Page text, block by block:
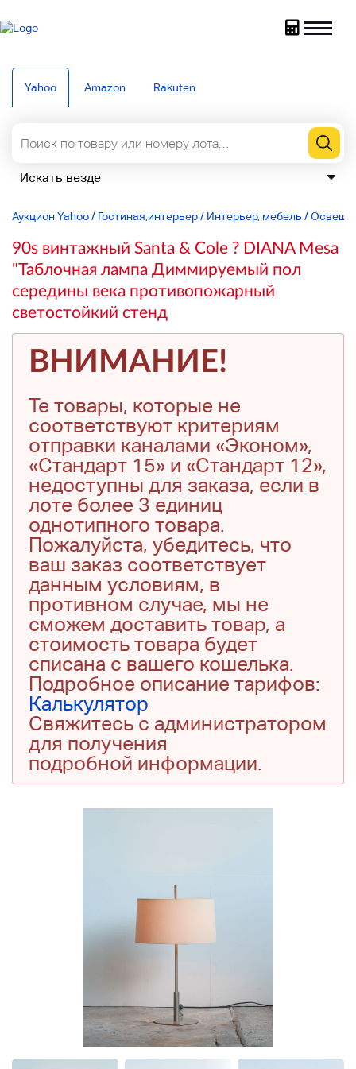
Yahoo Amazon Rakuten
Аукцион Yahoo/ Гостиная,интерьер/ Интерьер, мебель /
90s винтажный Santa & Cole ? DIANA Mesa
"Таблочная лампа Диммируемый пол
середины века противопожарный
светостойкий стенд
ВНИМАНИЕ!
Те товары, которые не
соответствуют критериям
отправки каналами «Эконом»,
«Стандарт 15» и «Стандарт 12»,
недоступны для заказа, если в
лоте более 3 единиц
однотипного товара.
Пожалуйста, убедитесь, что
ваш заказ соответствует
данным условиям, в
противном случае, мы не
сможем доставить товар, а
стоимость товара будет
списана с вашего кошелька.
Подробное описание тарифов:
Калькулятор
Свяжитесь с администратором
для получения
подробной информации.